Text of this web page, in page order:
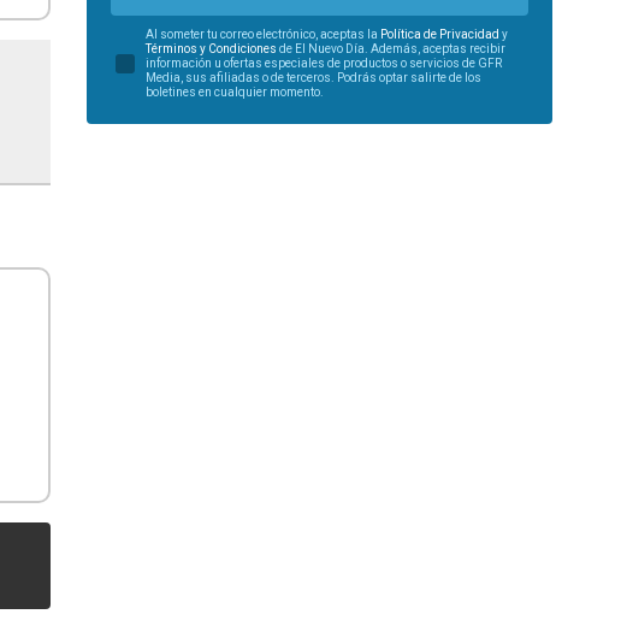
Al someter tu correo electrónico, aceptas la Política de Privacidad y
Términos y Condiciones de El Nuevo Día. Además, aceptas recibir
información u ofertas especiales de productos o servicios de GFR
Media, sus afiliadas o de terceros. Podrás optar salirte de los
boletines en cualquier momento.